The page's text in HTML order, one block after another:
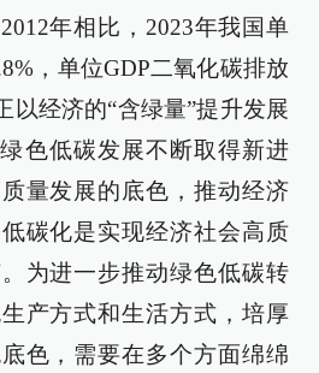
年相比，2023年我国单
，单位GDP二氧化碳排放
以经济的“含绿量”提升发展
色低碳发展不断取得新进
量发展的底色，推动经济
碳化是实现经济社会高质
为进一步推动绿色低碳转
产方式和生活方式，培厚
色，需要在多个方面绵绵